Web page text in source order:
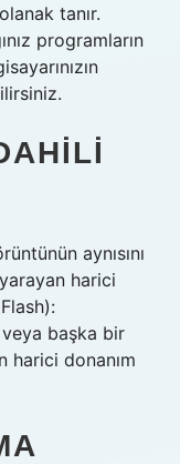
tanır.
programların
aynısını
harici
başka bir
harici donanım